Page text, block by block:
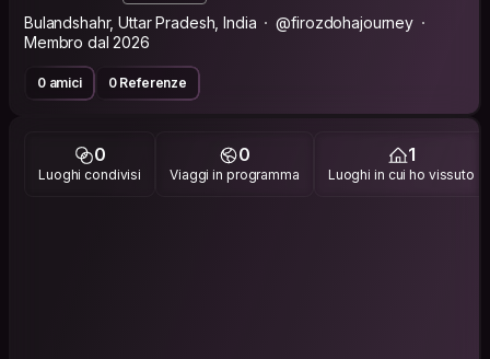
Bulandshahr, Uttar Pradesh, India
@firozdohajourney
Membro dal 2026
0 amici 0 Referenze
0
Luoghi condivisi
0
Viaggi in programma
1
Luoghi in cui ho vissuto